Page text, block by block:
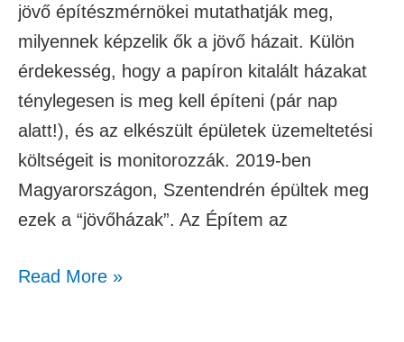
jövő építészmérnökei mutathatják meg,
milyennek képzelik ők a jövő házait. Külön
érdekesség, hogy a papíron kitalált házakat
ténylegesen is meg kell építeni (pár nap
alatt!), és az elkészült épületek üzemeltetési
költségeit is monitorozzák. 2019-ben
Magyarországon, Szentendrén épültek meg
ezek a “jövőházak”. Az Építem az
Read More »